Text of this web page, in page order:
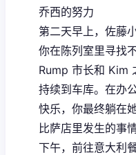
乔西的努力
第二天早上，佐藤
你在陈列室里寻找
Rump 市长和 Kim
持续到车库。在办
快乐，你最终躺在
比萨店里发生的事
下午，前往意大利